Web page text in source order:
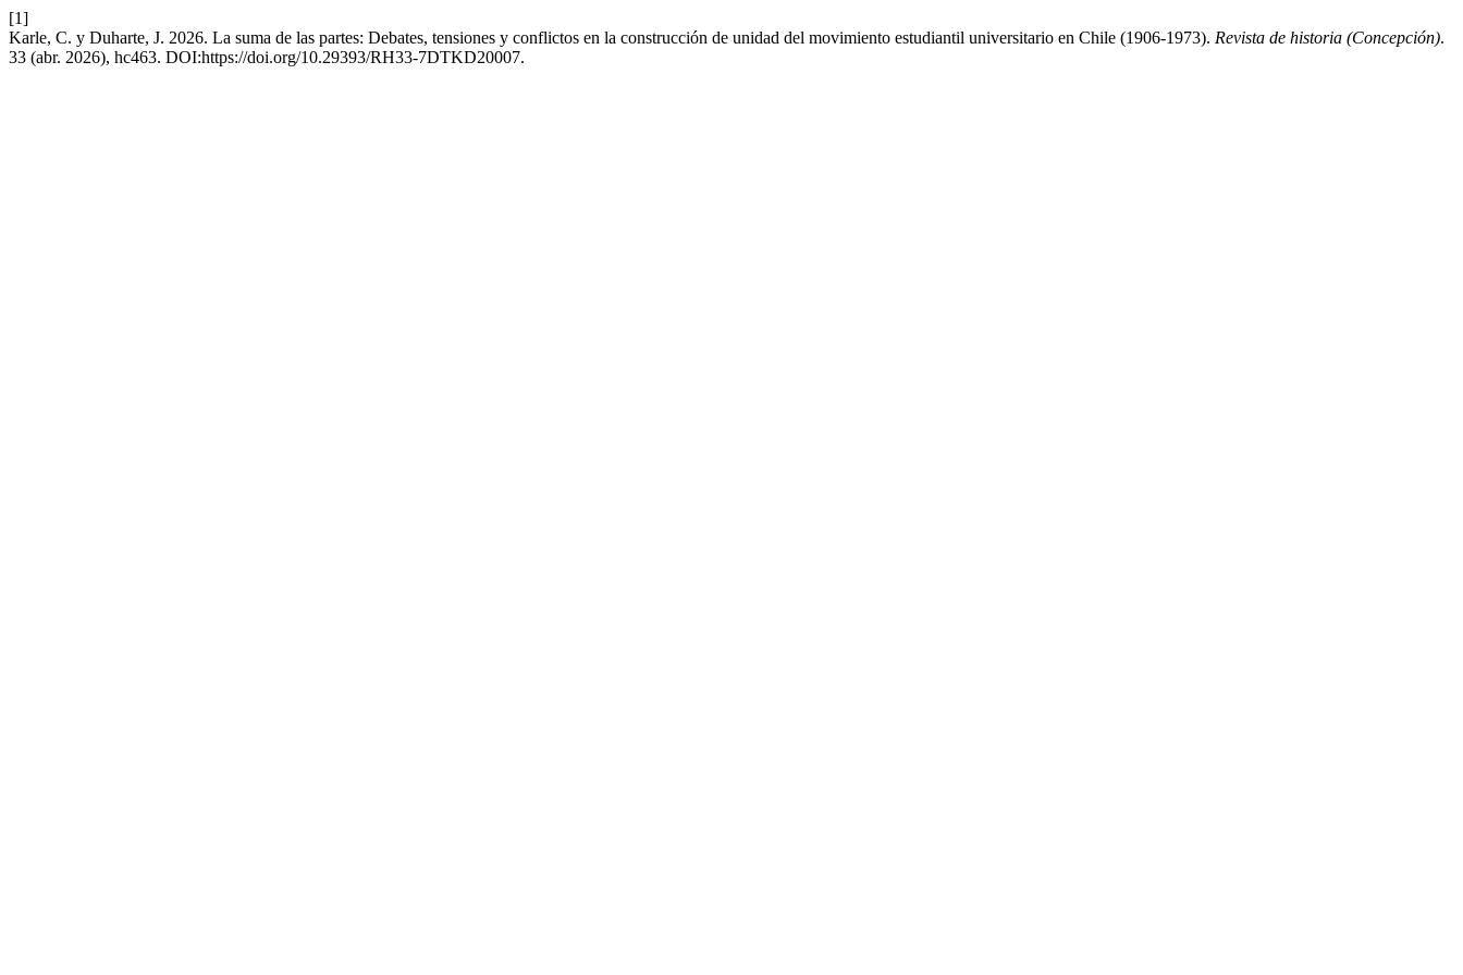
[1]
Karle, C. y Duharte, J. 2026. La suma de las partes: Debates, tensiones y conflictos en la construcción de unidad del movimiento estudiantil universitario en Chile (1906-1973). Revista de historia (Concepción).
33 (abr. 2026), hc463. DOI:https://doi.org/10.29393/RH33-7DTKD20007.